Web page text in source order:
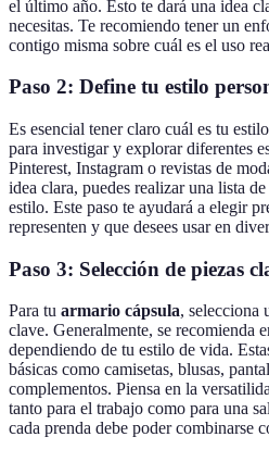
el último año. Esto te dará una idea
necesitas. Te recomiendo tener un
contigo misma sobre cuál es el uso
Paso 2: Define tu estilo
Es esencial tener claro cuál es tu
para investigar y explorar diferentes
Pinterest, Instagram o revistas de
idea clara, puedes realizar una lista
estilo. Este paso te ayudará a elegir
representen y que desees usar en
Paso 3: Selección de piezas
Para tu armario cápsula, selecciona
clave. Generalmente, se recomienda
dependiendo de tu estilo de vida.
básicas como camisetas, blusas,
complementos. Piensa en la
tanto para el trabajo como para una
cada prenda debe poder combinarse